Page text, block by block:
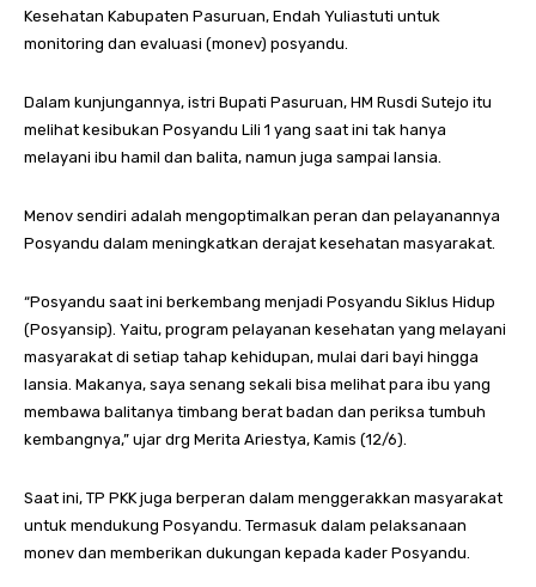
Kesehatan Kabupaten Pasuruan, Endah Yuliastuti untuk
monitoring dan evaluasi (monev) posyandu.
Dalam kunjungannya, istri Bupati Pasuruan, HM Rusdi Sutejo itu
melihat kesibukan Posyandu Lili 1 yang saat ini tak hanya
melayani ibu hamil dan balita, namun juga sampai lansia.
Menov sendiri adalah mengoptimalkan peran dan pelayanannya
Posyandu dalam meningkatkan derajat kesehatan masyarakat.
“Posyandu saat ini berkembang menjadi Posyandu Siklus Hidup
(Posyansip). Yaitu, program pelayanan kesehatan yang melayani
masyarakat di setiap tahap kehidupan, mulai dari bayi hingga
lansia. Makanya, saya senang sekali bisa melihat para ibu yang
membawa balitanya timbang berat badan dan periksa tumbuh
kembangnya,” ujar drg Merita Ariestya, Kamis (12/6).
Saat ini, TP PKK juga berperan dalam menggerakkan masyarakat
untuk mendukung Posyandu. Termasuk dalam pelaksanaan
monev dan memberikan dukungan kepada kader Posyandu.